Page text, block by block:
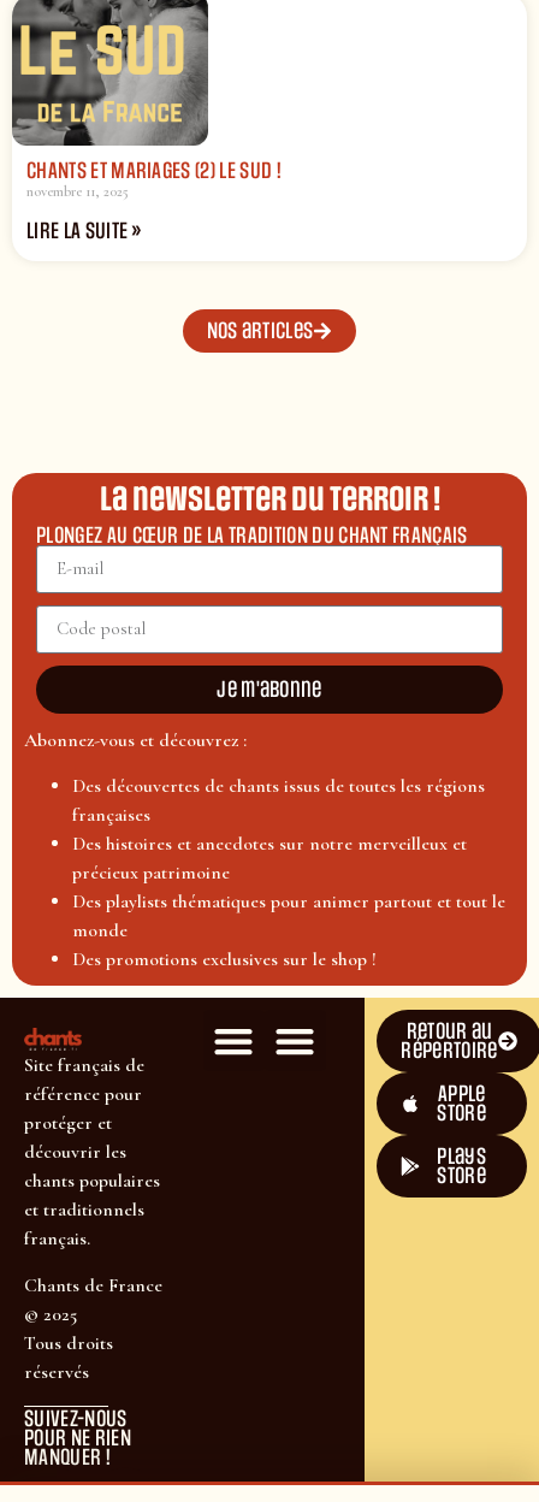
CHANTS ET MARIAGES (2) LE SUD !
novembre 11, 2025
LIRE LA SUITE »
Nos articles
La newsletter du terroir !
PLONGEZ AU CŒUR DE LA TRADITION DU CHANT FRANÇAIS
Je m'abonne
Abonnez-vous et découvrez :
Des découvertes de chants issus de toutes les régions
françaises
Des histoires et anecdotes sur notre merveilleux et
précieux patrimoine
Des playlists thématiques pour animer partout et tout le
monde
Des promotions exclusives sur le shop !
Site français de
référence pour
protéger et
découvrir les
chants populaires
et traditionnels
français.
Chants de France
© 2025
Tous droits
réservés
SUIVEZ-NOUS
POUR NE RIEN
MANQUER !
Retour au
répertoire
Apple
Store
plays
store